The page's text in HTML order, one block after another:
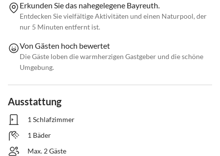
Erkunden Sie das nahegelegene Bayreuth.
Entdecken Sie vielfältige Aktivitäten und einen Naturpool, der
nur 5 Minuten entfernt ist.
Von Gästen hoch bewertet
Die Gäste loben die warmherzigen Gastgeber und die schöne
Umgebung.
Ausstattung
1 Schlafzimmer
1 Bäder
Max. 2 Gäste